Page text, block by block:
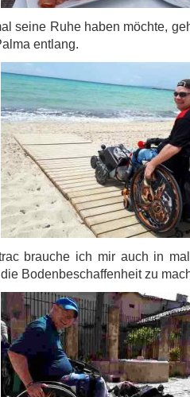
seine Ruhe haben möchte,
entlang.
brauche ich mir auch in
Bodenbeschaffenheit zu